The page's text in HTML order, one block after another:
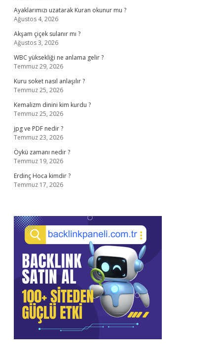
Ayaklarımızı uzatarak Kuran okunur mu ?
Ağustos 4, 2026
Akşam çiçek sulanır mı ?
Ağustos 3, 2026
WBC yüksekliği ne anlama gelir ?
Temmuz 29, 2026
Kuru soket nasıl anlaşılır ?
Temmuz 25, 2026
Kemalizm dinini kim kurdu ?
Temmuz 25, 2026
jpg ve PDF nedir ?
Temmuz 23, 2026
Öykü zamanı nedir ?
Temmuz 19, 2026
Erdinç Hoca kimdir ?
Temmuz 17, 2026